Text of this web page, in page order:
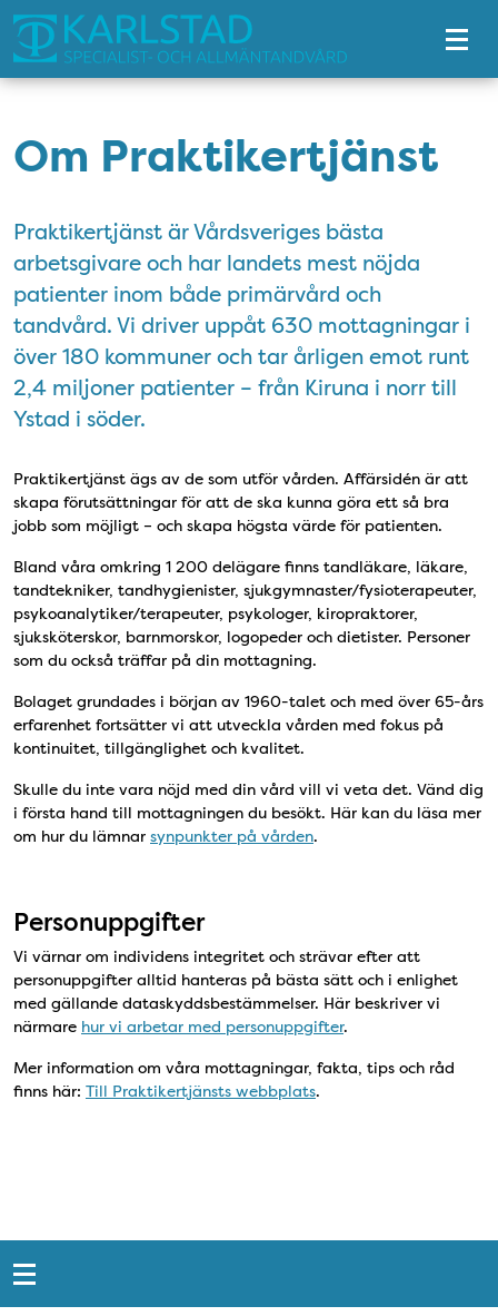
Tillgänglighetsmeny
Om Praktikertjänst
Praktikertjänst är Vårdsveriges bästa
arbetsgivare och har landets mest nöjda
patienter inom både primärvård och
tandvård. Vi driver uppåt 630 mottagningar i
över 180 kommuner och tar årligen emot runt
2,4 miljoner patienter – från Kiruna i norr till
Ystad i söder.
Praktikertjänst ägs av de som utför vården. Affärsidén är att
skapa förutsättningar för att de ska kunna göra ett så bra
jobb som möjligt – och skapa högsta värde för patienten.
Bland våra omkring 1 200 delägare finns tandläkare, läkare,
tandtekniker, tandhygienister, sjukgymnaster/fysioterapeuter,
psykoanalytiker/terapeuter, psykologer, kiropraktorer,
sjuksköterskor, barnmorskor, logopeder och dietister. Personer
som du också träffar på din mottagning.
Bolaget grundades i början av 1960-talet och med över 65-års
erfarenhet fortsätter vi att utveckla vården med fokus på
kontinuitet, tillgänglighet och kvalitet.
Skulle du inte vara nöjd med din vård vill vi veta det. Vänd dig
i första hand till mottagningen du besökt. Här kan du läsa mer
om hur du lämnar synpunkter på vården.
Personuppgifter
Vi värnar om individens integritet och strävar efter att
personuppgifter alltid hanteras på bästa sätt och i enlighet
med gällande dataskyddsbestämmelser. Här beskriver vi
närmare hur vi arbetar med personuppgifter.
Mer information om våra mottagningar, fakta, tips och råd
finns här: Till Praktikertjänsts webbplats.
Snabblänkar